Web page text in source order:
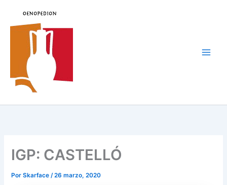
contenido
IGP: CASTELLÓ
PorSkarface/26 marzo, 2020